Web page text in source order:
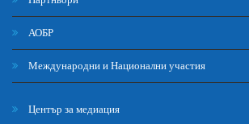
АОБР
Международни и Национални участия
Център за медиация